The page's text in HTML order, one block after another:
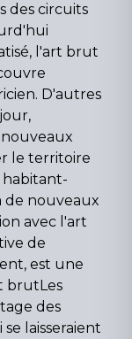
des circuits
l'art brut
D'autres
le territoire
habitant-
de nouveaux
avec l'art
de
est une
brutLes
des
laisseraient